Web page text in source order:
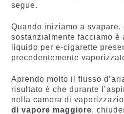
segue.
Quando iniziamo a svapare,
sostanzialmente facciamo è
liquido per e-cigarette
precedentemente
Aprendo molto il flusso
risultato è che durante
nella camera di
di vapore maggiore,